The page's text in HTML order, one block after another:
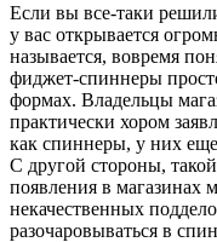
Если вы все-таки
у вас открывается
называется, вовремя
фиджет-спиннеры
формах. Владельцы
практически хором
как спиннеры, у них
С другой стороны,
появления в магазинах
некачественных
разочаровываться в